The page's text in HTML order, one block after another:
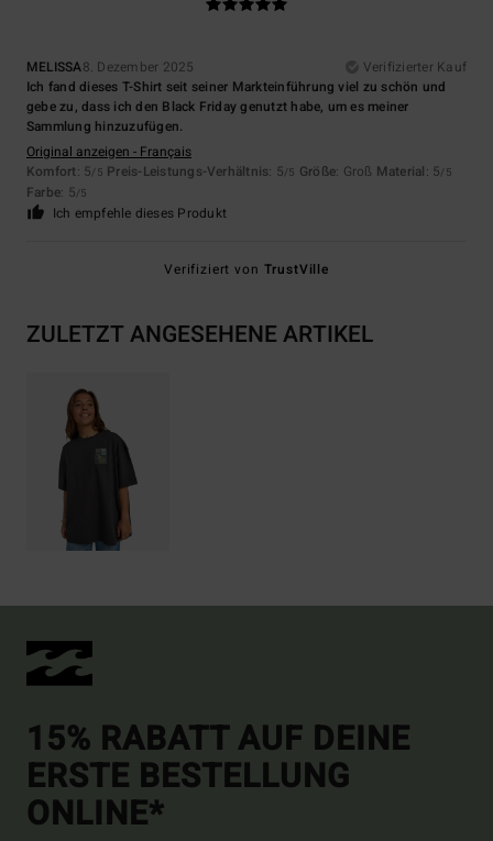
MELISSA8. Dezember 2025
Verifizierter Kauf
Ich fand dieses T-Shirt seit seiner Markteinführung viel zu schön und
gebe zu, dass ich den Black Friday genutzt habe, um es meiner
Sammlung hinzuzufügen.
Original anzeigen - Français
Komfort: 5/5 Preis-Leistungs-Verhältnis: 5/5 Größe: Groß Material: 5/5
Farbe: 5/5
Ich empfehle dieses Produkt
Verifiziert von TrustVille
ZULETZT ANGESEHENE ARTIKEL
15% RABATT AUF DEINE
ERSTE BESTELLUNG
ONLINE*